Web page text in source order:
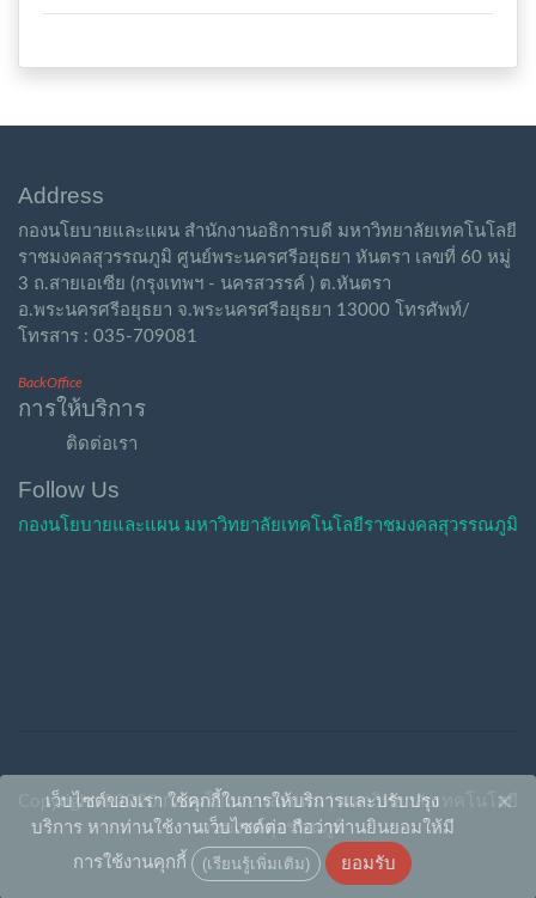
Address
กองนโยบายและแผน สำนักงานอธิการบดี มหาวิทยาลัยเทคโนโลยี
ราชมงคลสุวรรณภูมิ ศูนย์พระนครศรีอยุธยา หันตรา เลขที่ 60 หมู่
3 ถ.สายเอเซีย (กรุงเทพฯ - นครสวรรค์ ) ต.หันตรา
อ.พระนครศรีอยุธยา จ.พระนครศรีอยุธยา 13000 โทรศัพท์/
โทรสาร : 035-709081
BackOffice
การให้บริการ
ติดต่อเรา
Follow Us
กองนโยบายและแผน มหาวิทยาลัยเทคโนโลยีราชมงคลสุวรรณภูมิ
Copyright ©2020 กองนโยบายและแผน | มหาวิทยาลัยเทคโนโลยี
ราชมงคลสุวรรณภูมิ
เว็บไซต์ของเรา ใช้คุกกี้ในการให้บริการและปรับปรุง
บริการ หากท่านใช้งานเว็บไซต์ต่อ ถือว่าท่านยินยอมให้มี
การใช้งานคุกกี้
(เรียนรู้เพิ่มเติม) ยอมรับ
×